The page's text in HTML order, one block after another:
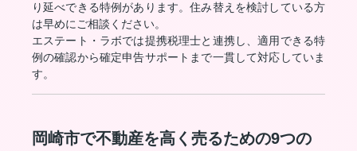
り延べできる特例があります。住み替えを検討している方
は早めにご相談ください。
エステート・ラボでは提携税理士と連携し、適用できる特
例の確認から確定申告サポートまで一貫して対応していま
す。
岡崎市で不動産を高く売るための9つの